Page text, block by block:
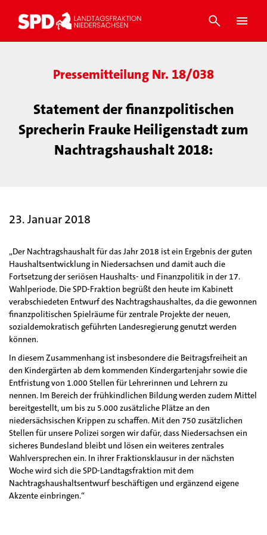
Pressemitteilung Nr. 18/038
Statement der finanzpolitischen
Sprecherin Frauke Heiligenstadt zum
Nachtragshaushalt 2018:
23. Januar 2018
„Der Nachtragshaushalt für das Jahr 2018 ist ein Ergebnis der guten
Haushaltsentwicklung in Niedersachsen und damit auch die
Fortsetzung der seriösen Haushalts- und Finanzpolitik in der 17.
Wahlperiode. Die SPD-Fraktion begrüßt den heute im Kabinett
verabschiedeten Entwurf des Nachtragshaushaltes, da die gewonnen
finanzpolitischen Spielräume für zentrale Projekte der neuen,
sozialdemokratisch geführten Landesregierung genutzt werden
können.
In diesem Zusammenhang ist insbesondere die Beitragsfreiheit an
den Kindergärten ab dem kommenden Kindergartenjahr sowie die
Entfristung von 1.000 Stellen für Lehrerinnen und Lehrern zu
nennen. Im Bereich der frühkindlichen Bildung werden zudem Mittel
bereitgestellt, um bis zu 5.000 zusätzliche Plätze an den
niedersächsischen Krippen zu schaffen. Mit den 750 zusätzlichen
Stellen für unsere Polizei sorgen wir dafür, dass Niedersachsen ein
sicheres Bundesland bleibt und lösen ein weiteres zentrales
Wahlversprechen ein. In ihrer Fraktionsklausur in der nächsten
Woche wird sich die SPD-Landtagsfraktion mit dem
Nachtragshaushaltsentwurf beschäftigen und ergänzend eigene
Akzente einbringen.“